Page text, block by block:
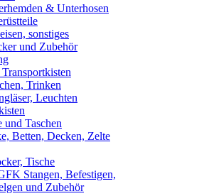
& Unterhosen
sonstiges
und Zubehör
Trinken
Leuchten
und Taschen
Betten, Decken, Zelte
Tische
Stangen, Befestigen,
und Zubehör